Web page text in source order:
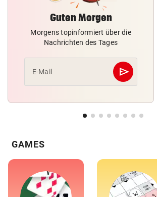
Guten Morgen
Morgens topinformiert über die
Nachrichten des Tages
E-Mail send
Abschicken
GAMES